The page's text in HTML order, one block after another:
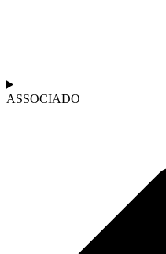
ASSOCIADO